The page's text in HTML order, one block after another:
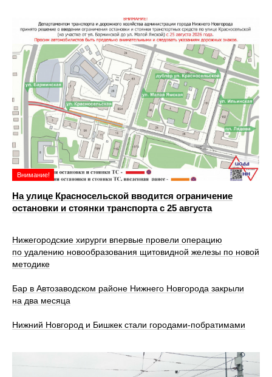
Внимание!
На улице Красносельской вводится ограничение
остановки и стоянки транспорта с 25 августа
Нижегородские хирурги впервые провели операцию
по удалению новообразования щитовидной железы по новой
методике
Бар в Автозаводском районе Нижнего Новгорода закрыли
на два месяца
Нижний Новгород и Бишкек стали городами-побратимами